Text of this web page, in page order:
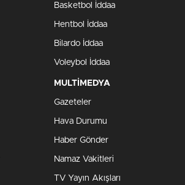
Basketbol İddaa
Hentbol İddaa
Bilardo İddaa
Voleybol İddaa
MULTİMEDYA
Gazeteler
Hava Durumu
Haber Gönder
Namaz Vakitleri
TV Yayın Akışları